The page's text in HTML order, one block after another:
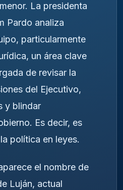
La presidenta
Pardo analiza
particularmente
un área clave
de revisar la
del Ejecutivo,
y blindar
Es decir, es
política en leyes.
el nombre de
Luján, actual